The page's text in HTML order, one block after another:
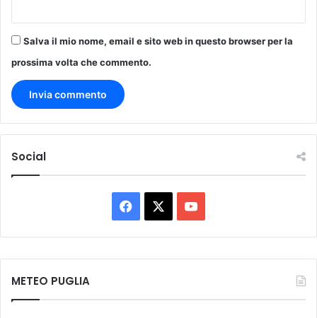
Salva il mio nome, email e sito web in questo browser per la
prossima volta che commento.
Social
Facebook You
Tube
METEO PUGLIA